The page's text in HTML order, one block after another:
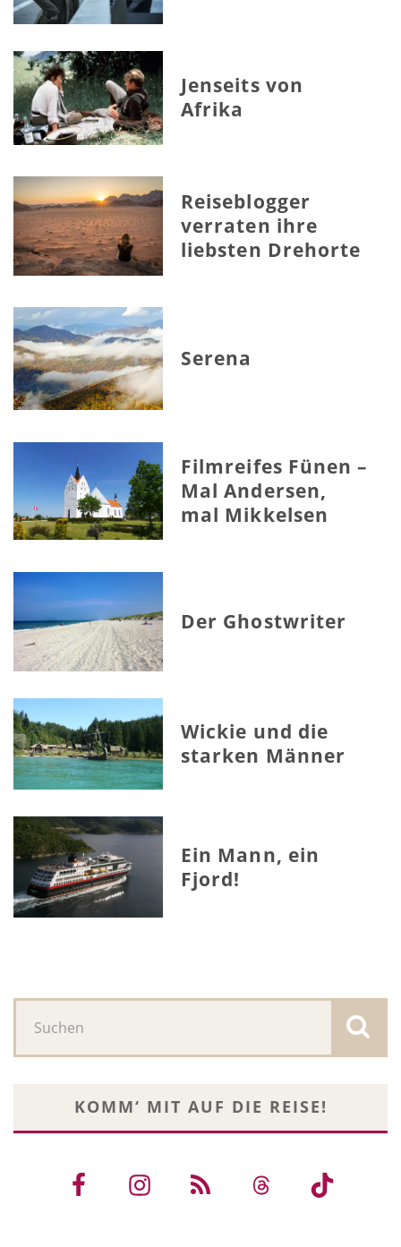
Jenseits von
Afrika
Reiseblogger
verraten ihre
liebsten Drehorte
Serena
Filmreifes Fünen –
Mal Andersen,
mal Mikkelsen
Der Ghostwriter
Wickie und die
starken Männer
Ein Mann, ein
Fjord!
KOMM‘ MIT AUF DIE REISE!